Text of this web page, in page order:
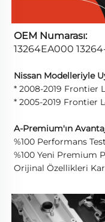
OEM Numarası:
13264EA000
Nissan Modelleriyle
* 2008-2019 Frontier
* 2005-2019 Frontier
A-Premium'ın
%100 Performans
%100 Yeni Premium
Orijinal Özellikleri